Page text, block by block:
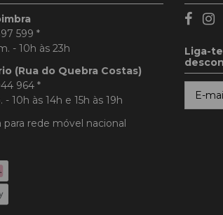
599 *
- 10h às 23h
(Rua do Quebra Costas)
964 *
- 10h às 14h e 15h às 19h
para rede móvel nacional
Liga-